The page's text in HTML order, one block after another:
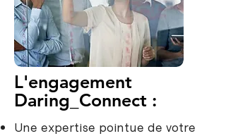
L'engagement
Daring_Connect :
Une expertise pointue de votre